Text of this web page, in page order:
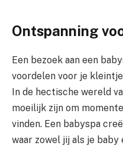
Ontspanning
Een bezoek aan een
voordelen voor je
In de hectische wereld
moeilijk zijn om
vinden. Een babyspa
waar zowel jij als je baby